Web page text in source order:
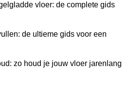
vloer: de complete gids
de ultieme gids voor een
zo houd je jouw vloer jarenlang